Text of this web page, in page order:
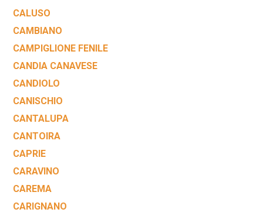
CALUSO
CAMBIANO
CAMPIGLIONE FENILE
CANDIA CANAVESE
CANDIOLO
CANISCHIO
CANTALUPA
CANTOIRA
CAPRIE
CARAVINO
CAREMA
CARIGNANO